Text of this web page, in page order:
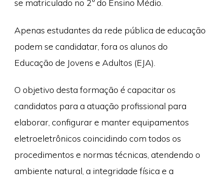
se matriculado no 2º do Ensino Médio.
Apenas estudantes da rede pública de educação
podem se candidatar, fora os alunos do
Educação de Jovens e Adultos (EJA).
O objetivo desta formação é capacitar os
candidatos para a atuação profissional para
elaborar, configurar e manter equipamentos
eletroeletrônicos coincidindo com todos os
procedimentos e normas técnicas, atendendo o
ambiente natural, a integridade física e a